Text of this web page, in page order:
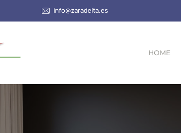
info@zaradelta.es
HOME